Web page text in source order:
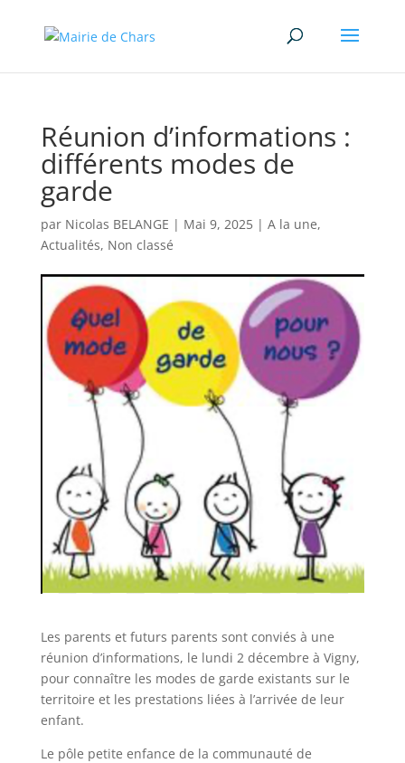
Réunion d’informations :
différents modes de
garde
par Nicolas BELANGE | Mai 9, 2025| A la une,
Actualités, Non classé
Les parents et futurs parents sont conviés à une
réunion d’informations, le lundi 2 décembre à Vigny,
pour connaître les modes de garde existants sur le
territoire et les prestations liées à l’arrivée de leur
enfant.
Le pôle petite enfance de la communauté de